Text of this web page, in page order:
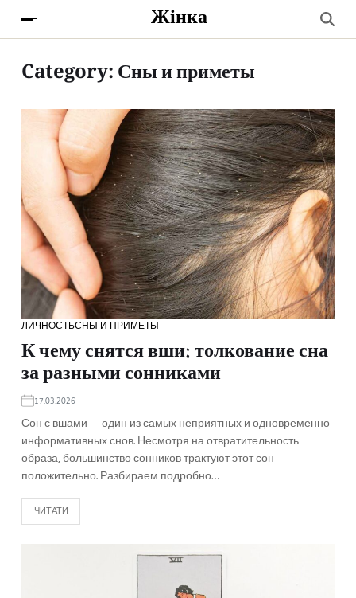
Жінка
Category:Сны и приметы
ЛИЧНОСТЬСНЫ И ПРИМЕТЫ
К чему снятся вши: толкование сна
за разными сонниками
17.03.2026
Сон с вшами — один из самых неприятных и одновременно
информативных снов. Несмотря на отвратительность
образа, большинство сонников трактуют этот сон
положительно. Разбираем подробно…
ЧИТАТИ